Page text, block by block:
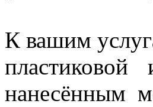
К вашим
нанесённым